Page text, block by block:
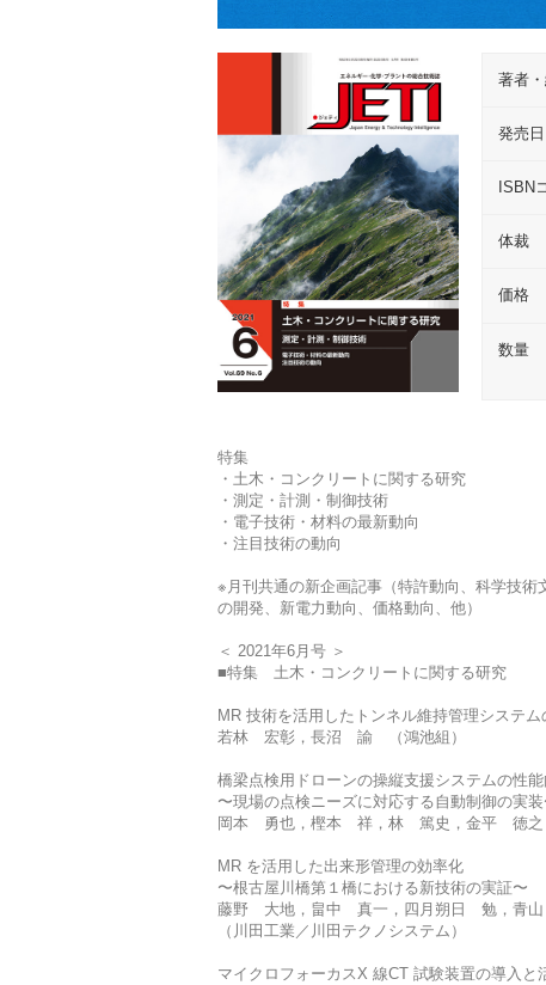
著者
発売日
ISBN
体裁
価格
数量
特集
・土木・コンクリートに関する研究
・測定・計測・制御技術
・電子技術・材料の最新動向
・注目技術の動向
※月刊共通の新企画記事（特許動向、科学技
の開発、新電力動向、価格動向、他）
＜ 2021年6月号 ＞
■特集 土木・コンクリートに関する研究
MR 技術を活用したトンネル維持管理システム
若林 宏彰，長沼 諭 （鴻池組）
橋梁点検用ドローンの操縦支援システムの性能
〜現場の点検ニーズに対応する自動制御の実装
岡本 勇也，樫本 祥，林 篤史，金平 徳之
MR を活用した出来形管理の効率化
〜根古屋川橋第１橋における新技術の実証〜
藤野 大地，畠中 真一，四月朔日 勉，青
（川田工業／川田テクノシステム）
マイクロフォーカスX 線CT 試験装置の導入と